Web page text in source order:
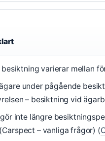
varierar mellan
under pågående
– besiktning vid
inte längre
– vanliga frågor) (